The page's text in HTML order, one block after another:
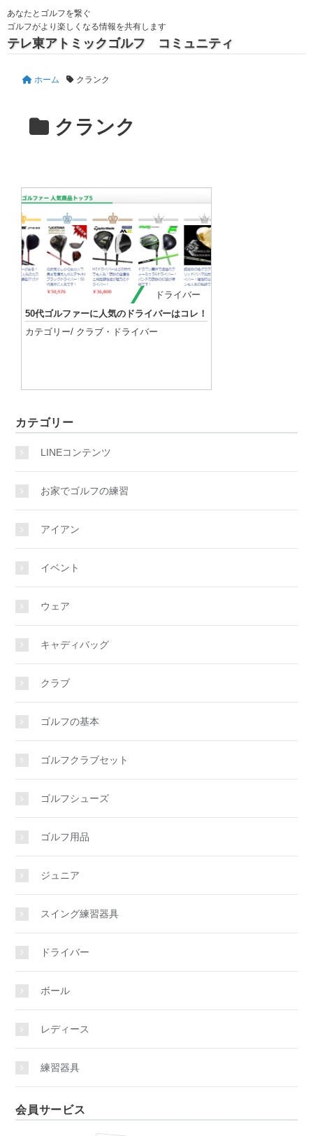
あなたとゴルフを繋ぐ
ゴルフがより楽しくなる情報を共有します
テレ東アトミックゴルフ コミュニティ
ホーム クランク
クランク
ドライバー
50代ゴルファーに人気のドライバーはコレ！
カテゴリー/ クラブ ・ ドライバー
カテゴリー
LINEコンテンツ
お家でゴルフの練習
アイアン
イベント
ウェア
キャディバッグ
クラブ
ゴルフの基本
ゴルフクラブセット
ゴルフシューズ
ゴルフ用品
ジュニア
スイング練習器具
ドライバー
ボール
レディース
練習器具
会員サービス